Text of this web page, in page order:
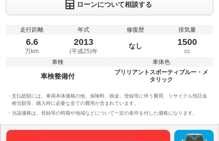
ローンについて相談する
走行距離
6.6
万km
年式
2013
(平成25)年
修復歴
なし
排気量
1500
cc
車検
車検整備付
車体色
ブリリアントスポーティブルー・メ
タリック
支払総額には、車両本体価格の他、保険料、税金、登録等に伴う費用、リサイクル預託金
相当額等、購入時に必要な全ての費用が含まれています。
当該価格は、登録等の時期や地域などについて一定の条件を付した価格になります。